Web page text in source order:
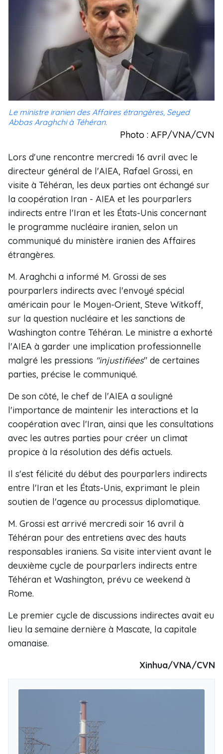
Le ministre iranien des Affaires étrangères, Seyed
Abbas Araghchi à Téhéran.
Photo : AFP/VNA/CVN
Lors d'une rencontre mercredi 16 avril avec le
directeur général de l'AIEA, Rafael Grossi, en
visite à Téhéran, les deux parties ont échangé sur
la coopération Iran - AIEA et les pourparlers
indirects entre l'Iran et les États-Unis concernant
le programme nucléaire iranien, selon un
communiqué du ministère iranien des Affaires
étrangères.
M. Araghchi a informé M. Grossi de ses
pourparlers indirects avec l'envoyé spécial
américain pour le Moyen-Orient, Steve Witkoff,
sur la question nucléaire et les sanctions de
Washington contre Téhéran. Le ministre a exhorté
l'AIEA à garder une implication professionnelle
malgré les pressions "injustifiées" de certaines
parties, précise le communiqué.
De son côté, le chef de l'AIEA a souligné
l'importance de maintenir les interactions et la
coopération avec l'Iran, ainsi que les consultations
avec les autres parties pour créer un climat
propice à la résolution des défis actuels.
Il s'est félicité du début des pourparlers indirects
entre l'Iran et les États-Unis, exprimant le plein
soutien de l'agence au processus diplomatique.
M. Grossi est arrivé mercredi soir 16 avril à
Téhéran pour des entretiens avec des hauts
responsables iraniens. Sa visite intervient avant le
deuxième cycle de pourparlers indirects entre
Téhéran et Washington, prévu ce weekend à
Rome.
Le premier cycle de discussions indirectes avait eu
lieu la semaine dernière à Mascate, la capitale
omanaise.
Xinhua/VNA/CVN